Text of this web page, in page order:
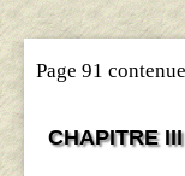
Page 91
CHAPITRE